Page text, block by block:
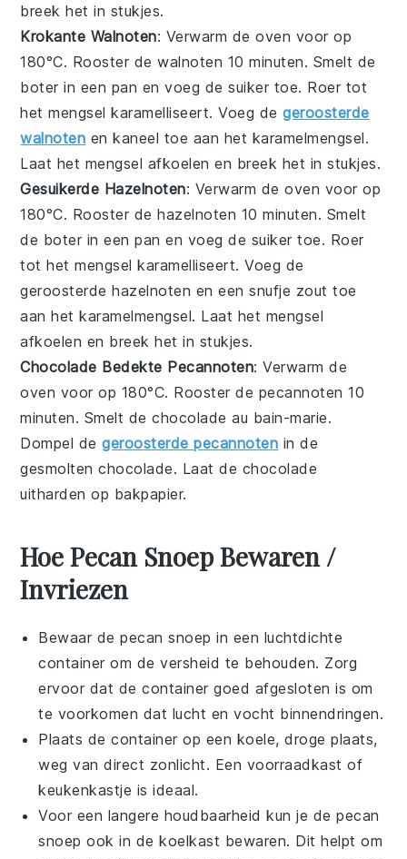
breek het in stukjes.
Krokante Walnoten: Verwarm de oven voor op
180°C. Rooster dewalnoten 10 minuten. Smelt de
boter in een pan en voeg de suiker toe. Roer tot
het mengsel karamelliseert. Voeg degeroosterde
walnoten en kaneel toe aan het karamelmengsel.
Laat het mengsel afkoelen en breek het in stukjes.
Gesuikerde Hazelnoten: Verwarm de oven voor op
180°C. Rooster dehazelnoten 10 minuten. Smelt
de boter in een pan en voeg de suiker toe. Roer
tot het mengsel karamelliseert. Voeg de
geroosterde hazelnoten en een snufje zout toe
aan het karamelmengsel. Laat het mengsel
afkoelen en breek het in stukjes.
Chocolade Bedekte Pecannoten: Verwarm de
oven voor op 180°C. Rooster de pecannoten 10
minuten. Smelt de chocolade au bain-marie.
Dompel degeroosterde pecannoten in de
gesmolten chocolade. Laat de chocolade
uitharden op bakpapier.
Hoe Pecan Snoep Bewaren /
Invriezen
Bewaar depecan snoep in een luchtdichte
container om de versheid te behouden. Zorg
ervoor dat de container goed afgesloten is om
te voorkomen dat lucht en vocht binnendringen.
Plaats de container op een koele, droge plaats,
weg van direct zonlicht. Een voorraadkast of
keukenkastje is ideaal.
Voor een langere houdbaarheid kun je depecan
snoep ook in de koelkast bewaren. Dit helpt om